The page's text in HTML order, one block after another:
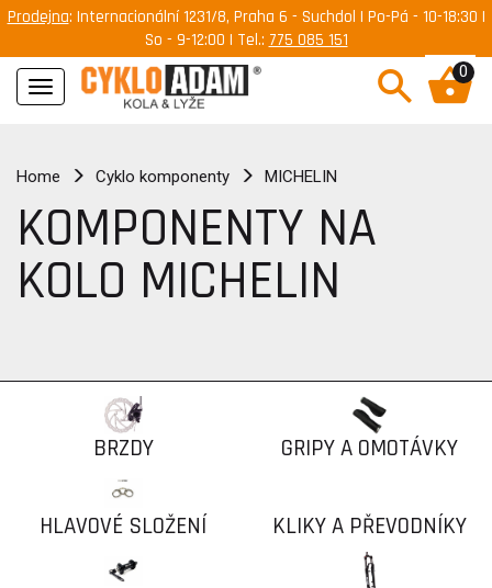
Prodejna: Internacionální 1231/8, Praha 6 - Suchdol | Po-Pá - 10-18:30 |
So - 9-12:00 | Tel.: 775 085 151
Navigace
0
Home Cyklo komponenty MICHELIN
KOMPONENTY NA
KOLO MICHELIN
BRZDY GRIPY A OMOTÁVKY
HLAVOVÉ SLOŽENÍ KLIKY A PŘEVODNÍKY